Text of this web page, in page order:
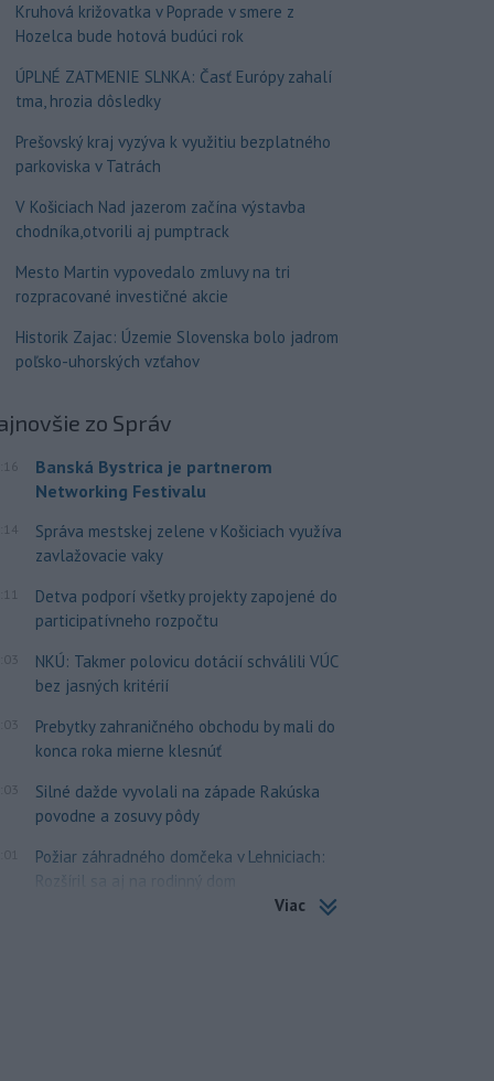
Kruhová križovatka v Poprade v smere z
Hozelca bude hotová budúci rok
ÚPLNÉ ZATMENIE SLNKA: Časť Európy zahalí
tma, hrozia dôsledky
Prešovský kraj vyzýva k využitiu bezplatného
parkoviska v Tatrách
V Košiciach Nad jazerom začína výstavba
chodníka,otvorili aj pumptrack
Mesto Martin vypovedalo zmluvy na tri
rozpracované investičné akcie
Historik Zajac: Územie Slovenska bolo jadrom
poľsko-uhorských vzťahov
zo Správ
Banská Bystrica je partnerom
Networking Festivalu
Správa mestskej zelene v Košiciach využíva
zavlažovacie vaky
Detva podporí všetky projekty zapojené do
participatívneho rozpočtu
NKÚ: Takmer polovicu dotácií schválili VÚC
bez jasných kritérií
Prebytky zahraničného obchodu by mali do
konca roka mierne klesnúť
Silné dažde vyvolali na západe Rakúska
povodne a zosuvy pôdy
Požiar záhradného domčeka v Lehniciach:
Rozšíril sa aj na rodinný dom
Viac